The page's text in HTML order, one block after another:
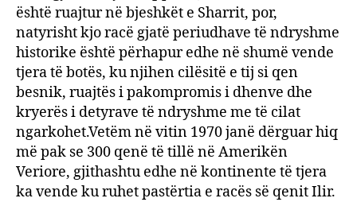
është ruajtur në bjeshkët e Sharrit, por,
natyrisht kjo racë gjatë periudhave të ndryshme
historike është përhapur edhe në shumë vende
tjera të botës, ku njihen cilësitë e tij si qen
besnik, ruajtës i pakompromis i dhenve dhe
kryerës i detyrave të ndryshme me të cilat
ngarkohet.Vetëm në vitin 1970 janë dërguar hiq
më pak se 300 qenë të tillë në Amerikën
Veriore, gjithashtu edhe në kontinente të tjera
ka vende ku ruhet pastërtia e racës së qenit Ilir.